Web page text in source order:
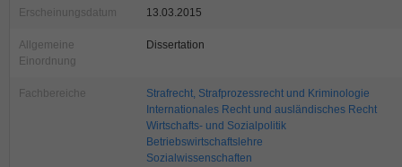
Erscheinungsdatum 13.03.2015
Allgemeine
Einordnung
Dissertation
Fachbereiche
Strafrecht, Strafprozessrecht und Kriminologie
Internationales Recht und ausländisches Recht
Wirtschafts- und Sozialpolitik
Betriebswirtschaftslehre
Sozialwissenschaften